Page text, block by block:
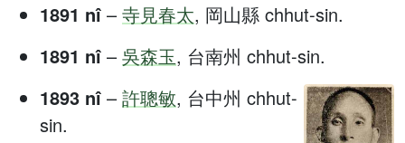
1891 nî – 寺見春太, 岡山縣 chhut-sin.
1891 nî – 吳森玉, 台南州 chhut-sin.
1893 nî – 許聰敏, 台中州 chhut-
sin.